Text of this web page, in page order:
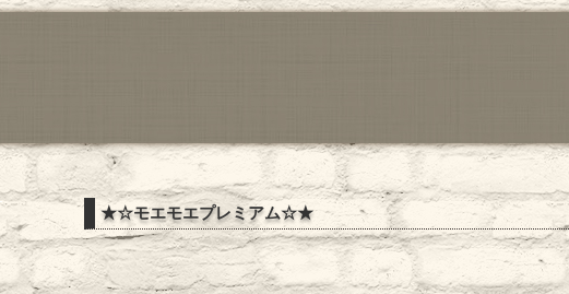
★☆モエモエプレミアム☆★